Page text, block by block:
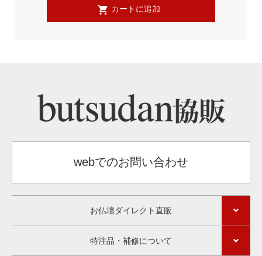
webでのお問い合わせ
お仏壇ダイレクト直販
特注品・補修について